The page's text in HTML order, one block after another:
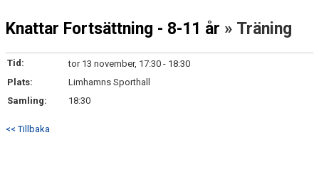
Knattar Fortsättning - 8-11 år » Träning
Tid:
tor 13 november, 17:30 - 18:30
Plats:
Limhamns Sporthall
Samling:
18:30
<< Tillbaka